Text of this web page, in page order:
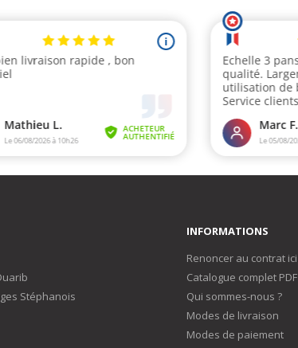
Stéphanois
INFORMATIONS
Renoncer au contrat ici
Catalogue complet PDF
Qui sommes-nous ?
Modes de livraison
Modes de paiement